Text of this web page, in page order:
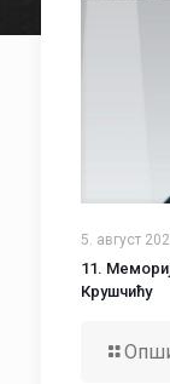
5. август
11.
Крушчићу